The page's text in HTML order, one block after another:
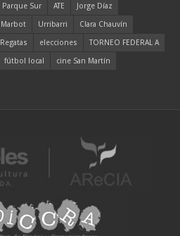
Parque Sur ATE
Jorge Díaz
Marbot Urribarri
Clara Chauvín
Regatas elecciones
TORNEO FEDERAL A
fútbol local cine San Martín